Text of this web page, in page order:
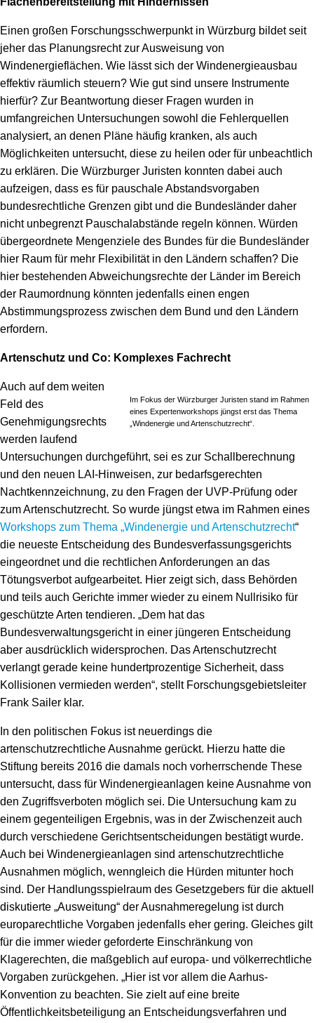
Einen großen Forschungsschwerpunkt in Würzburg bildet seit
jeher das Planungsrecht zur Ausweisung von
Windenergieflächen. Wie lässt sich der Windenergieausbau
effektiv räumlich steuern? Wie gut sind unsere Instrumente
hierfür? Zur Beantwortung dieser Fragen wurden in
umfangreichen Untersuchungen sowohl die Fehlerquellen
analysiert, an denen Pläne häufig kranken, als auch
Möglichkeiten untersucht, diese zu heilen oder für unbeachtlich
zu erklären. Die Würzburger Juristen konnten dabei auch
aufzeigen, dass es für pauschale Abstandsvorgaben
bundesrechtliche Grenzen gibt und die Bundesländer daher
nicht unbegrenzt Pauschalabstände regeln können. Würden
übergeordnete Mengenziele des Bundes für die Bundesländer
hier Raum für mehr Flexibilität in den Ländern schaffen? Die
hier bestehenden Abweichungsrechte der Länder im Bereich
der Raumordnung könnten jedenfalls einen engen
Abstimmungsprozess zwischen dem Bund und den Ländern
erfordern.
Artenschutz und Co: Komplexes Fachrecht
Im Fokus der Würzburger Juristen stand im Rahmen
eines Expertenworkshops jüngst erst das Thema
„Windenergie und Artenschutzrecht“.
Auch auf dem weiten
Feld des
Genehmigungsrechts
werden laufend
Untersuchungen durchgeführt, sei es zur Schallberechnung
und den neuen LAI-Hinweisen, zur bedarfsgerechten
Nachtkennzeichnung, zu den Fragen der UVP-Prüfung oder
zum Artenschutzrecht. So wurde jüngst etwa im Rahmen eines
Workshops zum Thema „Windenergie und Artenschutzrecht“
die neueste Entscheidung des Bundesverfassungsgerichts
eingeordnet und die rechtlichen Anforderungen an das
Tötungsverbot aufgearbeitet. Hier zeigt sich, dass Behörden
und teils auch Gerichte immer wieder zu einem Nullrisiko für
geschützte Arten tendieren. „Dem hat das
Bundesverwaltungsgericht in einer jüngeren Entscheidung
aber ausdrücklich widersprochen. Das Artenschutzrecht
verlangt gerade keine hundertprozentige Sicherheit, dass
Kollisionen vermieden werden“, stellt Forschungsgebietsleiter
Frank Sailer klar.
In den politischen Fokus ist neuerdings die
artenschutzrechtliche Ausnahme gerückt. Hierzu hatte die
Stiftung bereits 2016 die damals noch vorherrschende These
untersucht, dass für Windenergieanlagen keine Ausnahme von
den Zugriffsverboten möglich sei. Die Untersuchung kam zu
einem gegenteiligen Ergebnis, was in der Zwischenzeit auch
durch verschiedene Gerichtsentscheidungen bestätigt wurde.
Auch bei Windenergieanlagen sind artenschutzrechtliche
Ausnahmen möglich, wenngleich die Hürden mitunter hoch
sind. Der Handlungsspielraum des Gesetzgebers für die aktuell
diskutierte „Ausweitung“ der Ausnahmeregelung ist durch
europarechtliche Vorgaben jedenfalls eher gering. Gleiches gilt
für die immer wieder geforderte Einschränkung von
Klagerechten, die maßgeblich auf europa- und völkerrechtliche
Vorgaben zurückgehen. „Hier ist vor allem die Aarhus-
Konvention zu beachten. Sie zielt auf eine breite
Öffentlichkeitsbeteiligung an Entscheidungsverfahren und